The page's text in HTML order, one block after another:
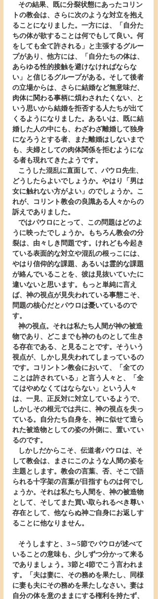
トの教会は、さらに次のような対立を抱え
ることになりました。一方には、「自分た
ちの体が欲することは何でもして良い。何
をしても全て許される」と主張するグルー
プがあり、他方には、「自分たちの体は、
あらゆる性的接触を避けなければならな
い」と信じるグループがある。そして後者
の立場からは、さらに結婚など無意味だ、
肉体に関わる事柄に煩わされたくない、と
いう思いから結婚を拒否する人たちが出て
くるようになりました。あるいは、既に結
婚した人の中にも、わざわざ離婚して独身
になろうとする者、また離婚はしないまで
も、夫婦としての肉体関係を拒むようにな
る者も現れてきたようです。
どうしたらよいでしょうか。やはり「男は
女に触れない方がよい」のでしょうか。こ
れが、コリント教会の良識ある人々からの
訴えでありました。
うに映ったでしょうか。もちろん教会の分
裂は、由々しき問題です。けれども今起き
ている表面的な対立や混乱の根っこには、
やはり信仰的な課題、あるいは霊的な課題
が絡んでいることを、彼は見抜いていたに
違いないと思います。もっと単純に言え
ば、神の視点が見失われている事態こそ、
問題の核心だとパウロは憂いているので
す。
物であり、どこまでも神のものとして生き
る存在である、と見ることです。そういう
視点が、しかし見失われてしまっているの
です。コリントン教会において、「全ての
ことは許されている」と言う人々と、「全
てはやめなくてはならない」という人々
は、一見、正反対に対立しているようで、
しかしその根元では共に、神の視点を失っ
ている。自分たち自身を、神に似せて造ら
れた被造物としての姿の外側に、置いてい
るのです。
して教会は、まさにこのような人間の姿を
主題とします。教会の言葉、否、そこで語
られる十字架の言葉が目指すものは何でし
ょうか。それは私たち人間を、神の被造物
として、そしてまた買い取られるべき尊い
存在として、他ならぬ神ご自身にお返しす
ることに他なりません。
いることの意味も、少しずつ分かって来る
でありましょう。3節と4節でこう言われま
す。「夫は妻に、その務めを果たし、同様
に妻も夫にその務めを果たしなさい。妻は
自分の体を意のままにする権利を持たず、